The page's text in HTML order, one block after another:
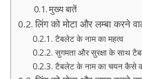
मुख्य बातें
लिंग को मोटा और लम्बा करने
टैबलेट के नाम का महत्व
सुगमता और सुरक्षा के साथ
टैबलेट के नाम का चयन कैसे